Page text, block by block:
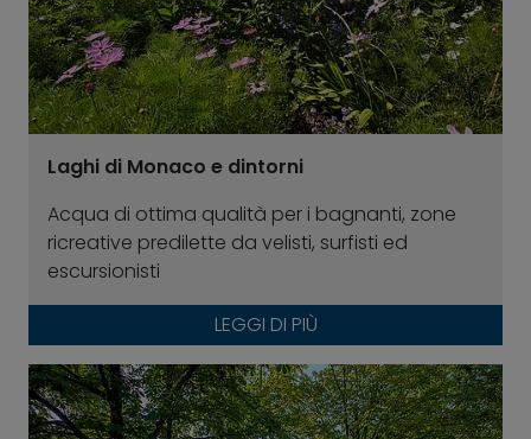
Laghi di Monaco e dintorni
Acqua di ottima qualità per i bagnanti, zone
ricreative predilette da velisti, surfisti ed
escursionisti
LEGGI DI PIÙ